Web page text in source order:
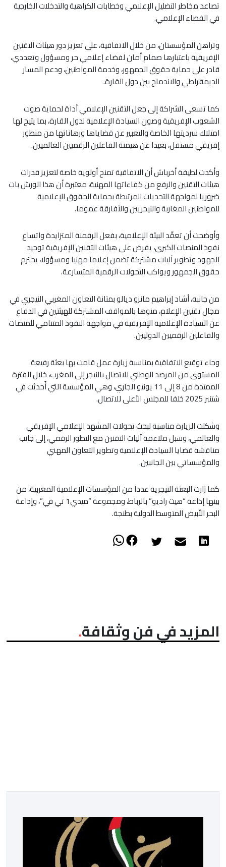
تصاعد مخاطر التضليل الإعلامي وخطابات الكراهية والتدخلات الخارجية
في الفضاء الإعلامي.
وتراهن المؤسستان، من خلال الاتفاقية، على تعزيز دور هيئات التقنين
الإفريقية باعتبارها صمام أمان لفضاء إعلامي حر ومسؤول وتعددي،
قادر على حماية حقوق الجمهور، وخدمة المواطنين، ودعم المسار
الديمقراطي والاندماج بين دول القارة.
كما تسعى الشراكة إلى جعل التقنين الإعلامي أداة لحماية صوت
الشعوب الإفريقية وصون السيادة الإعلامية لدول القارة، بما يتيح لها
امتلاك سرديتها الخاصة والتعبير عن قضاياها ورهاناتها من منظور
إفريقي مستقل، بعيدا عن هيمنة الفاعلين الرقميين العالميين.
وأكدت لطيفة أخرباش أن الاتفاقية تمنح أولوية خاصة لتعزيز قدرات
هيئات التقنين والرفع من كفاءاتها المهنية، معتبرة أن هذا الورش بات
ضروريا لمواجهة التحديات المرتبطة بحماية الحقوق الإعلامية
للمواطنين المغاربة والنيجريين والأفارقة عموما.
وأوضحت أن تعقّد البيئة الإعلامية، بفعل الرقمنة المتزايدة واتساع
نفوذ المنصات الكبرى، يفرض على هيئات التقنين الإفريقية توحيد
الجهود وتطوير آليات مشتركة تضمن إعلاما مهنيا ومسؤولا، يحترم
حقوق الجمهور ويواكب التحولات الرقمية المتسارعة.
من جانبه، أشاد إبراهيم مانزو ديالو بمتانة التعاون المغربي النيجري في
مجال تقنين الإعلام، منوها بالمواقف المشتركة للهيئتين في الدفاع
عن السيادة الإعلامية الإفريقية في مواجهة النفوذ المتنامي للمنصات
والفاعلين الرقميين الدوليين.
وجاء توقيع الاتفاقية بمناسبة زيارة عمل قامت بها بعثة رفيعة
المستوى من المرصد الوطني للاتصال بالنيجر إلى المغرب، خلال الفترة
الممتدة من 8 إلى 11 يونيو الجاري، وهي المؤسسة التي أُحدثت في
شتنبر 2025 خلفا للمجلس الأعلى للاتصال.
وشكلت الزيارة مناسبة لبحث تحولات المشهد الإعلامي الإفريقي
والعالمي، وسبل ملاءمة آليات التقنين مع التطور الرقمي، إلى جانب
مناقشة قضايا السيادة الإعلامية وتطوير التعاون المهني
والمؤسساتي بين الجانبين.
كما زارت البعثة النيجرية عددا من المؤسسات الإعلامية المغربية، من
بينها إذاعة “هيت راديو” بالرباط، ومجموعة “ميدي1 تي في”، وإذاعة
البحر الأبيض المتوسط الدولية بطنجة.
المزيد في فن وثقافة